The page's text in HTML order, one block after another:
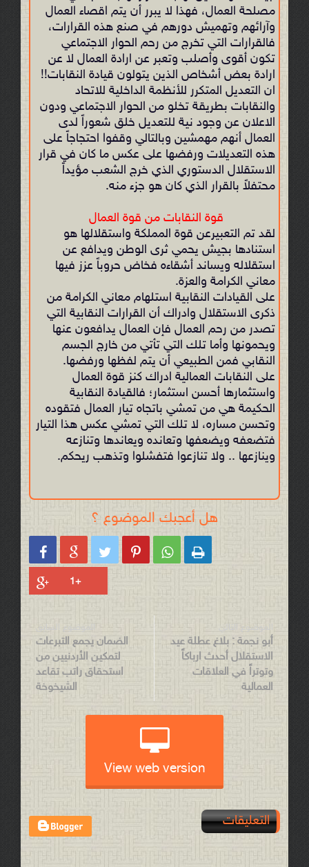
مصلحة العمال، فهذا لا يبرر أن يتم اقصاء العمال
وآرائهم وتهميش دورهم في صنع هذه القرارات،
فالقرارات التي تخرج من رحم الحوار الاجتماعي
تكون أقوى وأصلب وتعبر عن ارادة العمال لا عن
ارادة بعض أشخاص الذين يتولون قيادة النقابات!!
ان التعديل المتكرر للأنظمة الداخلية للاتحاد
والنقابات بطريقة تخلو من الحوار الاجتماعي ودون
الاعلان عن وجود نية للتعديل خلق شعوراً لدى
العمال أنهم مهمشين وبالتالي وقفوا احتجاجاً على
هذه التعديلات ورفضها على عكس ما كان في قرار
الاستقلال الدستوري الذي خرج الشعب مؤيداً
محتفلاً بالقرار الذي كان هو جزء منه.
قوة النقابات من قوة العمال
لقد تم التعبيرعن قوة المملكة واستقلالها هو
استنادها بجيش يحمي ثرى الوطن ويدافع عن
استقلاله ويساند أشقاءه فخاض حروباً عزز فيها
معاني الكرامة والعزة.
على القيادات النقابية استلهام معاني الكرامة من
ذكرى الاستقلال وادراك أن القرارات النقابية التي
تصدر من رحم العمال فإن العمال يدافعون عنها
ويحمونها وأما تلك التي تأتي من خارج الجسم
النقابي فمن الطبيعي أن يتم لفظها ورفضها.
على النقابات العمالية ادراك كنز قوة العمال
واستثمارها أحسن استثمار؛ فالقيادة النقابية
الحكيمة هي من تمشي باتجاه تيار العمال فتقوده
وتحسن مساره، لا تلك التي تمشي عكس هذا التيار
فتضعفه ويضعفها وتعانده ويعاندها وتنازعه
وينازعها .. ولا تنازعوا فتفشلوا وتذهب ريحكم.
هل أعجبك الموضوع ؟
     
الموضوع التالي
أبو نجمة : بلاغ عطلة عيد
الاستقلال أحدث ارباكاً
وتوتراً في العلاقات
العمالية
الموضوع السابق
الضمان يجمع التبرعات
لتمكين الأردنيين من
استحقاق راتب تقاعد
الشيخوخة
View web version
التعليقات